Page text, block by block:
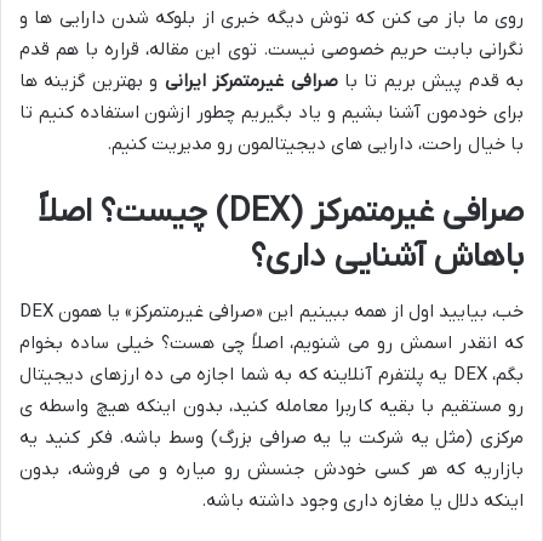
روی ما باز می کنن که توش دیگه خبری از بلوکه شدن دارایی ها و
نگرانی بابت حریم خصوصی نیست. توی این مقاله، قراره با هم قدم
به قدم پیش بریم تا باصرافی غیرمتمرکز ایرانی و بهترین گزینه ها
برای خودمون آشنا بشیم و یاد بگیریم چطور ازشون استفاده کنیم تا
با خیال راحت، دارایی های دیجیتالمون رو مدیریت کنیم.
صرافی غیرمتمرکز (DEX) چیست؟ اصلاً
باهاش آشنایی داری؟
خب، بیایید اول از همه ببینیم این «صرافی غیرمتمرکز» یا همون DEX
که انقدر اسمش رو می شنویم، اصلاً چی هست؟ خیلی ساده بخوام
بگم، DEX یه پلتفرم آنلاینه که به شما اجازه می ده ارزهای دیجیتال
رو مستقیم با بقیه کاربرا معامله کنید، بدون اینکه هیچ واسطه ی
مرکزی (مثل یه شرکت یا یه صرافی بزرگ) وسط باشه. فکر کنید یه
بازاریه که هر کسی خودش جنسش رو میاره و می فروشه، بدون
اینکه دلال یا مغازه داری وجود داشته باشه.